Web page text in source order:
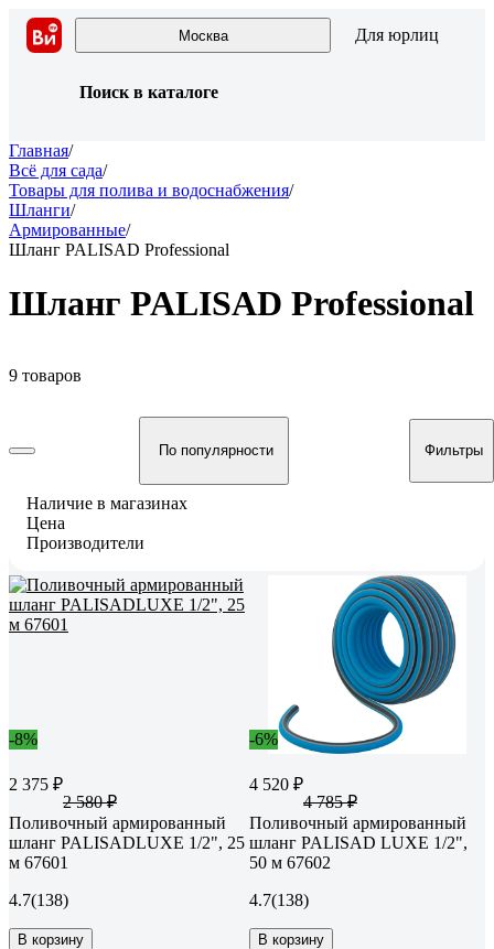
Москва Для юрлиц
Поиск в каталоге
Главная/
Всё для сада/
Товары для полива и водоснабжения/
Шланги/
Армированные/
Шланг PALISAD Professional
Шланг PALISAD Professional
9 товаров
По популярности Фильтры
Наличие в магазинах
Цена
Производители
-8%
2 375 ₽
2 580 ₽
Поливочный армированный
шланг PALISADLUXE 1/2", 25
м 67601
4.7(138)
В корзину
-6%
4 520 ₽
4 785 ₽
Поливочный армированный
шланг PALISAD LUXE 1/2",
50 м 67602
4.7(138)
В корзину